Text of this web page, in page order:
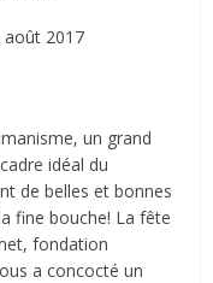
août 2017
un grand
idéal du
de belles et bonnes
fine bouche! La fête
fondation
a concocté un